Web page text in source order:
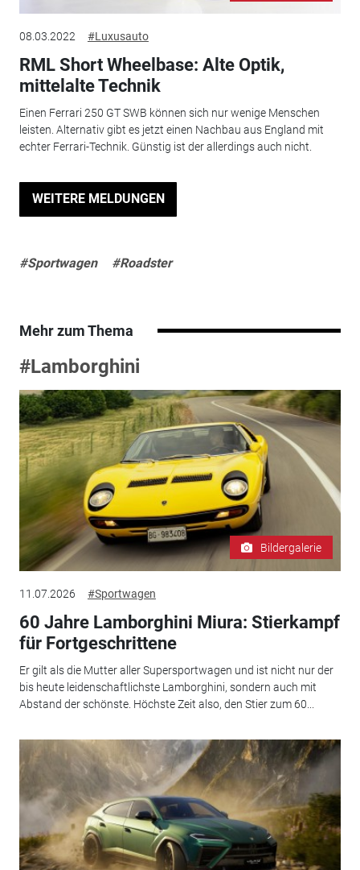
08.03.2022 #Luxusauto
RML Short Wheelbase: Alte Optik,
mittelalte Technik
Einen Ferrari 250 GT SWB können sich nur wenige Menschen
leisten. Alternativ gibt es jetzt einen Nachbau aus England mit
echter Ferrari-Technik. Günstig ist der allerdings auch nicht.
WEITERE MELDUNGEN
#Sportwagen #Roadster
Mehr zum Thema
#Lamborghini
Bildergalerie
11.07.2026 #Sportwagen
60 Jahre Lamborghini Miura: Stierkampf
für Fortgeschrittene
Er gilt als die Mutter aller Supersportwagen und ist nicht nur der
bis heute leidenschaftlichste Lamborghini, sondern auch mit
Abstand der schönste. Höchste Zeit also, den Stier zum 60...